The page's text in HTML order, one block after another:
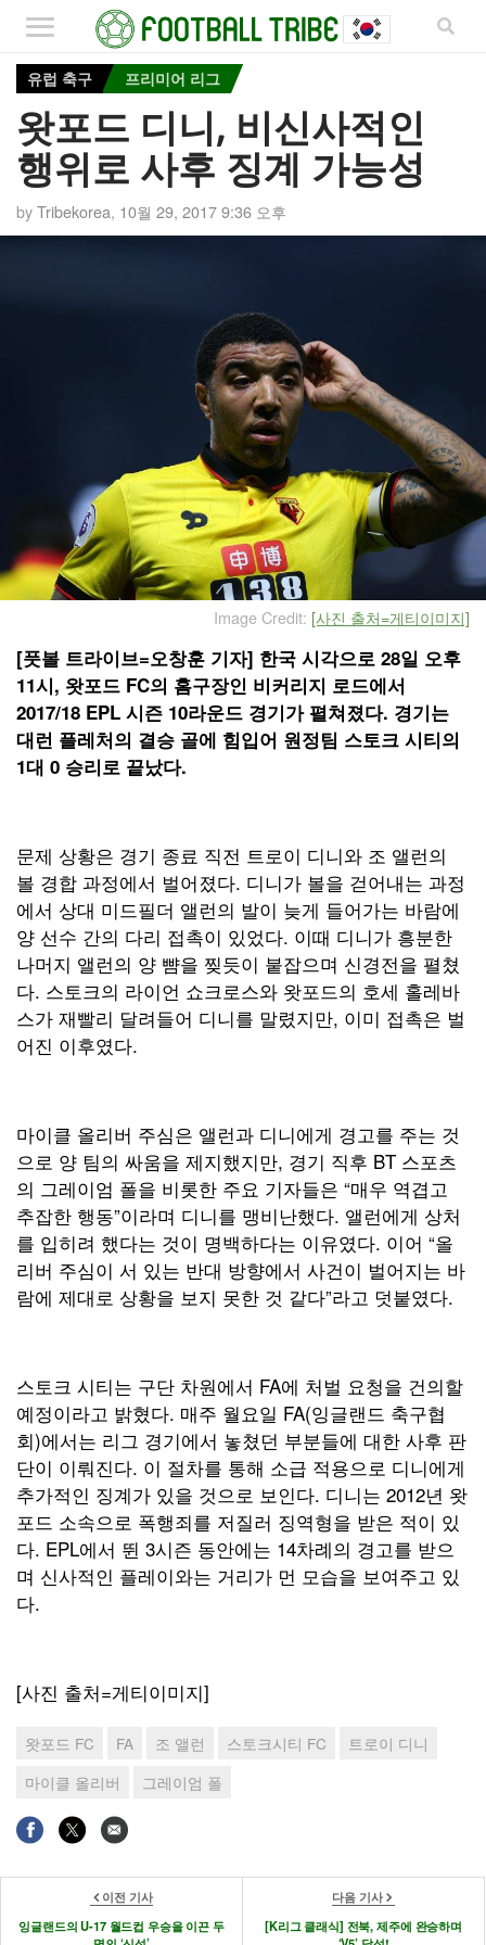
유럽 축구 프리미어 리그
왓포드 디니, 비신사적인
행위로 사후 징계 가능성
byTribekorea, 10월 29, 2017 9:36 오후
Image Credit: [사진 출처=게티이미지]
[풋볼 트라이브=오창훈 기자] 한국 시각으로 28일 오후
11시, 왓포드 FC의 홈구장인 비커리지 로드에서
2017/18 EPL 시즌 10라운드 경기가 펼쳐졌다. 경기는
대런 플레처의 결승 골에 힘입어 원정팀 스토크 시티의
1대 0 승리로 끝났다.
문제 상황은 경기 종료 직전 트로이 디니와 조 앨런의
볼 경합 과정에서 벌어졌다. 디니가 볼을 걷어내는 과정
에서 상대 미드필더 앨런의 발이 늦게 들어가는 바람에
양 선수 간의 다리 접촉이 있었다. 이때 디니가 흥분한
나머지 앨런의 양 뺨을 찢듯이 붙잡으며 신경전을 펼쳤
다. 스토크의 라이언 쇼크로스와 왓포드의 호세 홀레바
스가 재빨리 달려들어 디니를 말렸지만, 이미 접촉은 벌
어진 이후였다.
마이클 올리버 주심은 앨런과 디니에게 경고를 주는 것
으로 양 팀의 싸움을 제지했지만, 경기 직후 BT 스포츠
의 그레이엄 폴을 비롯한 주요 기자들은 “매우 역겹고
추잡한 행동”이라며 디니를 맹비난했다. 앨런에게 상처
를 입히려 했다는 것이 명백하다는 이유였다. 이어 “올
리버 주심이 서 있는 반대 방향에서 사건이 벌어지는 바
람에 제대로 상황을 보지 못한 것 같다”라고 덧붙였다.
스토크 시티는 구단 차원에서 FA에 처벌 요청을 건의할
예정이라고 밝혔다. 매주 월요일 FA(잉글랜드 축구협
회)에서는 리그 경기에서 놓쳤던 부분들에 대한 사후 판
단이 이뤄진다. 이 절차를 통해 소급 적용으로 디니에게
추가적인 징계가 있을 것으로 보인다. 디니는 2012년 왓
포드 소속으로 폭행죄를 저질러 징역형을 받은 적이 있
다. EPL에서 뛴 3시즌 동안에는 14차례의 경고를 받으
며 신사적인 플레이와는 거리가 먼 모습을 보여주고 있
다.
[사진 출처=게티이미지]
왓포드 FC FA 조 앨런 스토크시티 FC
트로이 디니
마이클 올리버
그레이엄 폴
이전 기사
잉글랜드의 U-17 월드컵 우승을 이끈 두
다음 기사
[K리그 클래식] 전북, 제주에 완승하며